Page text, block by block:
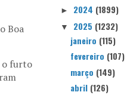
Boa
o furto
► 2024 (1899)
▼ 2025 (1232)
janeiro (115)
fevereiro (107)
março (149)
abril (126)